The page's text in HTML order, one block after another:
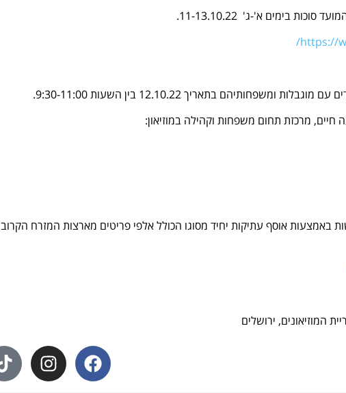
https://
בתאריך 12.10.22 בין השעות 9:30-11:00.
חיים, מרכזת תחום משפחות וקהילה במוזיאון:
באמצעות אוסף עתיקות יחיד מסוגו הכולל אלפי פריטים מארצות המזרח הקרוב